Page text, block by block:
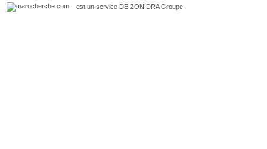
est un service DE ZONIDRAGroupe